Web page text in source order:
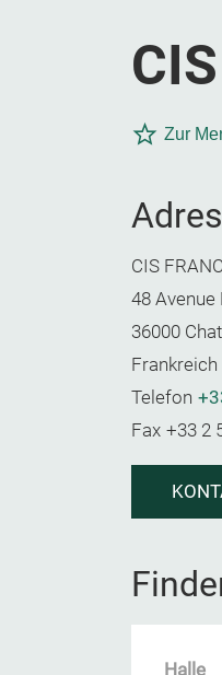
Zur
CIS
48
36000
Frankreich
Telefon
Fax +33 2
Halle